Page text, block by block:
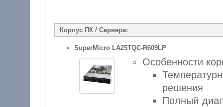
Корпус ПК / Сервера:
SuperMicro LA25TQC-R609LP
Особенности
решения
Полный